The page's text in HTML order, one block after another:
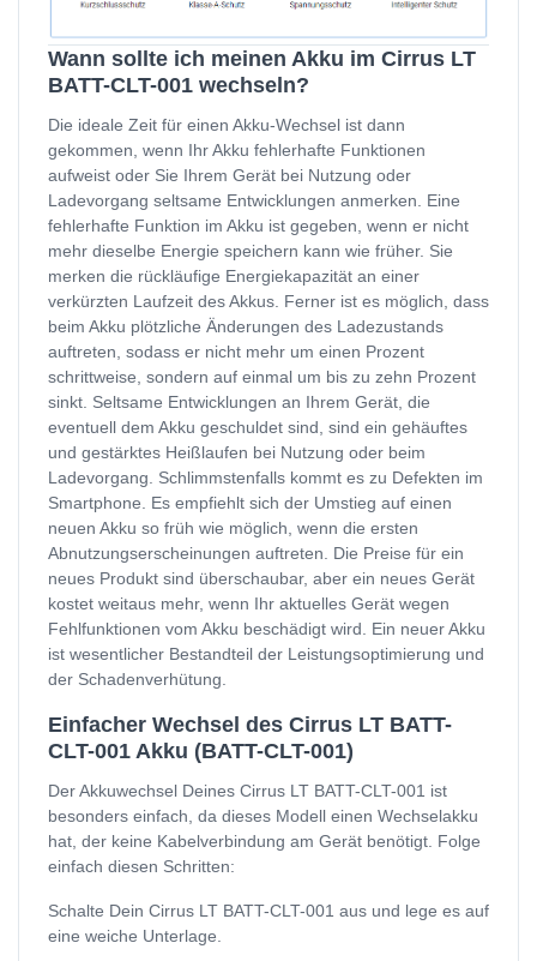
Wann sollte ich meinen Akku im Cirrus LT
BATT-CLT-001 wechseln?
Die ideale Zeit für einen Akku-Wechsel ist dann
gekommen, wenn Ihr Akku fehlerhafte Funktionen
aufweist oder Sie Ihrem Gerät bei Nutzung oder
Ladevorgang seltsame Entwicklungen anmerken. Eine
fehlerhafte Funktion im Akku ist gegeben, wenn er nicht
mehr dieselbe Energie speichern kann wie früher. Sie
merken die rückläufige Energiekapazität an einer
verkürzten Laufzeit des Akkus. Ferner ist es möglich, dass
beim Akku plötzliche Änderungen des Ladezustands
auftreten, sodass er nicht mehr um einen Prozent
schrittweise, sondern auf einmal um bis zu zehn Prozent
sinkt. Seltsame Entwicklungen an Ihrem Gerät, die
eventuell dem Akku geschuldet sind, sind ein gehäuftes
und gestärktes Heißlaufen bei Nutzung oder beim
Ladevorgang. Schlimmstenfalls kommt es zu Defekten im
Smartphone. Es empfiehlt sich der Umstieg auf einen
neuen Akku so früh wie möglich, wenn die ersten
Abnutzungserscheinungen auftreten. Die Preise für ein
neues Produkt sind überschaubar, aber ein neues Gerät
kostet weitaus mehr, wenn Ihr aktuelles Gerät wegen
Fehlfunktionen vom Akku beschädigt wird. Ein neuer Akku
ist wesentlicher Bestandteil der Leistungsoptimierung und
der Schadenverhütung.
Einfacher Wechsel des Cirrus LT BATT-
CLT-001 Akku (BATT-CLT-001)
Der Akkuwechsel Deines Cirrus LT BATT-CLT-001 ist
besonders einfach, da dieses Modell einen Wechselakku
hat, der keine Kabelverbindung am Gerät benötigt. Folge
einfach diesen Schritten:
Schalte Dein Cirrus LT BATT-CLT-001 aus und lege es auf
eine weiche Unterlage.